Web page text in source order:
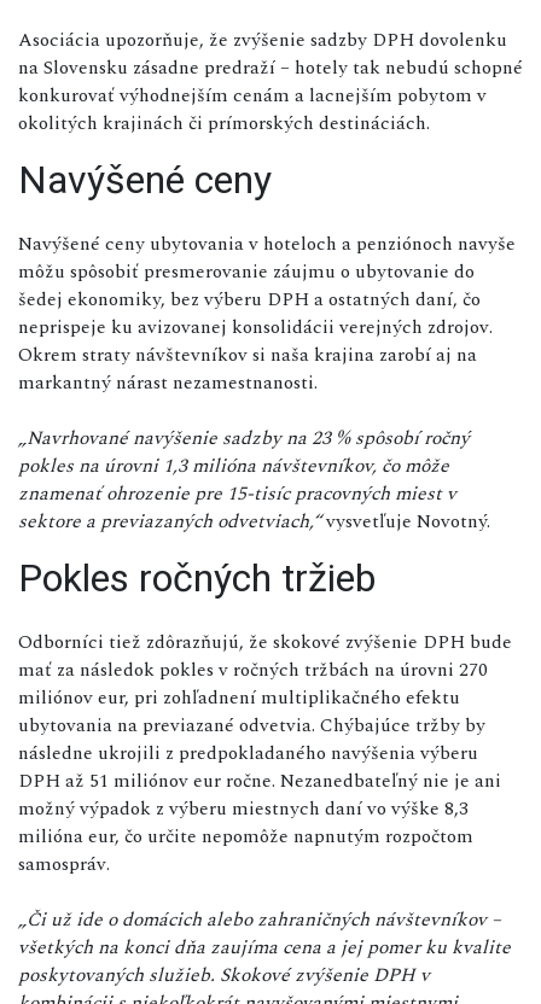
Asociácia upozorňuje, že zvýšenie sadzby DPH dovolenku
na Slovensku zásadne predraží – hotely tak nebudú schopné
konkurovať výhodnejším cenám a lacnejším pobytom v
okolitých krajinách či prímorských destináciách.
Navýšené ceny
Navýšené ceny ubytovania v hoteloch a penziónoch navyše
môžu spôsobiť presmerovanie záujmu o ubytovanie do
šedej ekonomiky, bez výberu DPH a ostatných daní, čo
neprispeje ku avizovanej konsolidácii verejných zdrojov.
Okrem straty návštevníkov si naša krajina zarobí aj na
markantný nárast nezamestnanosti.
„Navrhované navýšenie sadzby na 23 % spôsobí ročný
pokles na úrovni 1,3 milióna návštevníkov, čo môže
znamenať ohrozenie pre 15-tisíc pracovných miest v
sektore a previazaných odvetviach,“vysvetľuje Novotný.
Pokles ročných tržieb
Odborníci tiež zdôrazňujú, že skokové zvýšenie DPH bude
mať za následok pokles v ročných tržbách na úrovni 270
miliónov eur, pri zohľadnení multiplikačného efektu
ubytovania na previazané odvetvia. Chýbajúce tržby by
následne ukrojili z predpokladaného navýšenia výberu
DPH až 51 miliónov eur ročne. Nezanedbateľný nie je ani
možný výpadok z výberu miestnych daní vo výške 8,3
milióna eur, čo určite nepomôže napnutým rozpočtom
samospráv.
„Či už ide o domácich alebo zahraničných návštevníkov –
všetkých na konci dňa zaujíma cena a jej pomer ku kvalite
poskytovaných služieb. Skokové zvýšenie DPH v